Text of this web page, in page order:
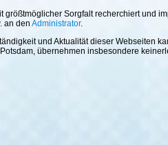
größtmöglicher Sorgfalt recherchiert und
an den Administrator.
und Aktualität dieser Webseiten
übernehmen insbesondere